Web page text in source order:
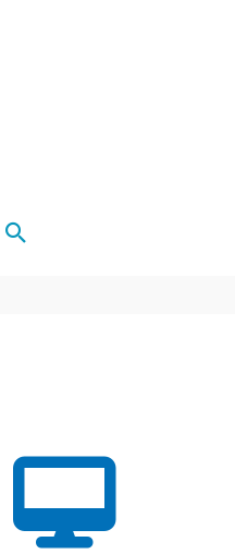
Rechercher